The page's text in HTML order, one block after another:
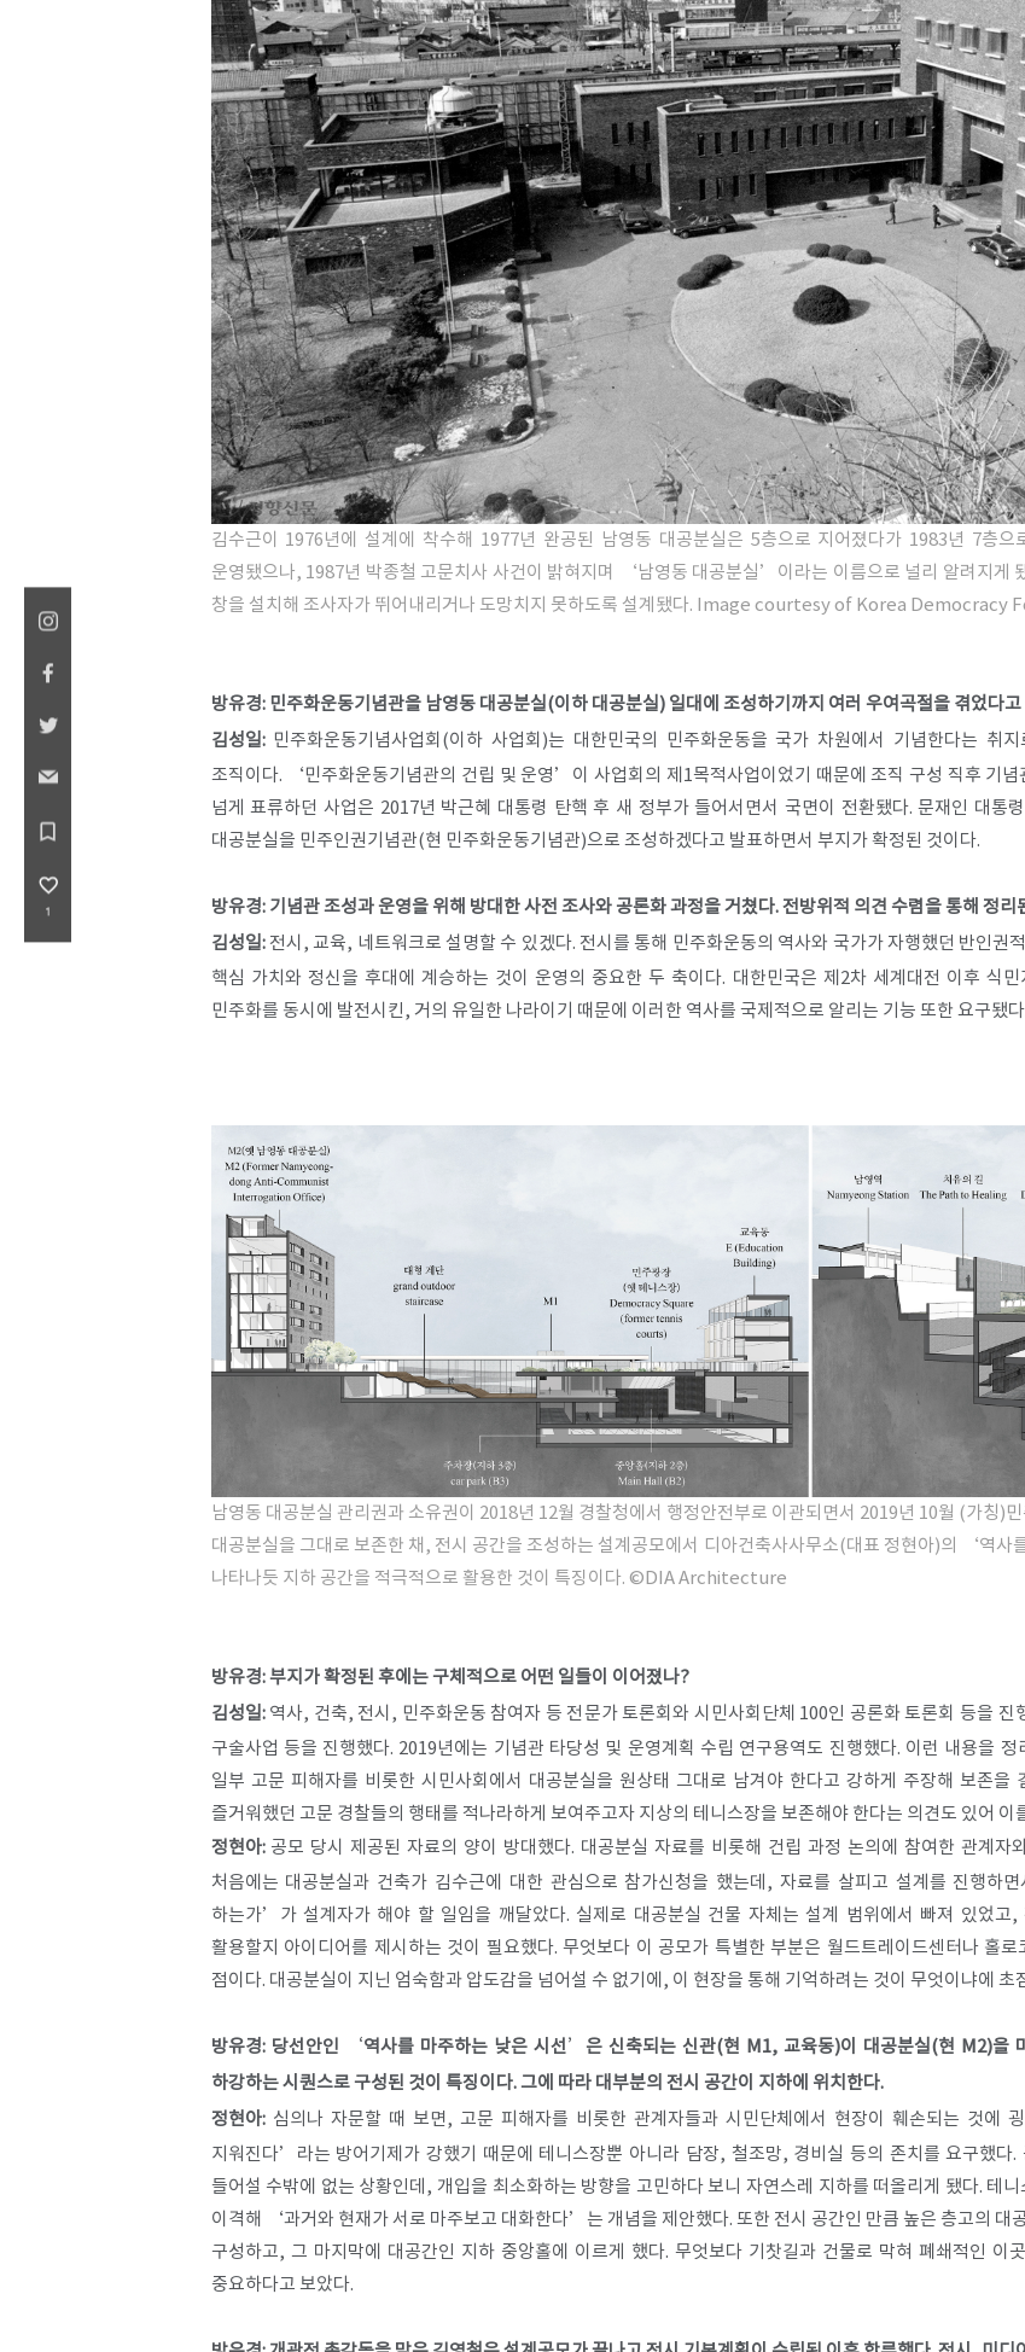
김수근이 1976년에 설계에 착수해 1977년 완공된 남영동 대공분실은 5층으로 지어졌다가 1983년 7층
운영됐으나, 1987년 박종철 고문치사 사건이 밝혀지며 ‘남영동 대공분실’이라는 이름으로 널리 알려지게
창을 설치해 조사자가 뛰어내리거나 도망치지 못하도록 설계됐다. Image courtesy of Korea Democracy
방유경: 민주화운동기념관을 남영동 대공분실(이하 대공분실) 일대에 조성하기까지 여러 우여곡절을 겪었다
김성일:민주화운동기념사업회(이하 사업회)는 대한민국의 민주화운동을 국가 차원에서 기념한다는 취
조직이다. ‘민주화운동기념관의 건립 및 운영’이 사업회의 제1목적사업이었기 때문에 조직 구성 직후 기
넘게 표류하던 사업은 2017년 박근혜 대통령 탄핵 후 새 정부가 들어서면서 국면이 전환됐다. 문재인 대
대공분실을 민주인권기념관(현 민주화운동기념관)으로 조성하겠다고 발표하면서 부지가 확정된 것이다.
방유경: 기념관 조성과 운영을 위해 방대한 사전 조사와 공론화 과정을 거쳤다. 전방위적 의견 수렴을 통해 정리
김성일:전시, 교육, 네트워크로 설명할 수 있겠다. 전시를 통해 민주화운동의 역사와 국가가 자행했던 반인권
핵심 가치와 정신을 후대에 계승하는 것이 운영의 중요한 두 축이다. 대한민국은 제2차 세계대전 이후 식
민주화를 동시에 발전시킨, 거의 유일한 나라이기 때문에 이러한 역사를 국제적으로 알리는 기능 또한 요구됐
남영동 대공분실 관리권과 소유권이 2018년 12월 경찰청에서 행정안전부로 이관되면서 2019년 10월 (가칭)
대공분실을 그대로 보존한 채, 전시 공간을 조성하는 설계공모에서 디아건축사사무소(대표 정현아)의 ‘역사
나타나듯 지하 공간을 적극적으로 활용한 것이 특징이다. ©DIA Architecture
방유경: 부지가 확정된 후에는 구체적으로 어떤 일들이 이어졌나?
김성일:역사, 건축, 전시, 민주화운동 참여자 등 전문가 토론회와 시민사회단체 100인 공론화 토론회 등을
구술사업 등을 진행했다. 2019년에는 기념관 타당성 및 운영계획 수립 연구용역도 진행했다. 이런 내용을
일부 고문 피해자를 비롯한 시민사회에서 대공분실을 원상태 그대로 남겨야 한다고 강하게 주장해 보존을
즐거워했던 고문 경찰들의 행태를 적나라하게 보여주고자 지상의 테니스장을 보존해야 한다는 의견도 있어 이
정현아:공모 당시 제공된 자료의 양이 방대했다. 대공분실 자료를 비롯해 건립 과정 논의에 참여한 관계자
처음에는 대공분실과 건축가 김수근에 대한 관심으로 참가신청을 했는데, 자료를 살피고 설계를 진행하
하는가’가 설계자가 해야 할 일임을 깨달았다. 실제로 대공분실 건물 자체는 설계 범위에서 빠져 있었고,
활용할지 아이디어를 제시하는 것이 필요했다. 무엇보다 이 공모가 특별한 부분은 월드트레이드센터나 홀
점이다. 대공분실이 지닌 엄숙함과 압도감을 넘어설 수 없기에, 이 현장을 통해 기억하려는 것이 무엇이냐에 초
방유경: 당선안인 ‘역사를 마주하는 낮은 시선’은 신축되는 신관(현 M1, 교육동)이 대공분실(현 M2)을
하강하는 시퀀스로 구성된 것이 특징이다. 그에 따라 대부분의 전시 공간이 지하에 위치한다.
정현아:심의나 자문할 때 보면, 고문 피해자를 비롯한 관계자들과 시민단체에서 현장이 훼손되는 것에
지워진다’라는 방어기제가 강했기 때문에 테니스장뿐 아니라 담장, 철조망, 경비실 등의 존치를 요구했다.
들어설 수밖에 없는 상황인데, 개입을 최소화하는 방향을 고민하다 보니 자연스레 지하를 떠올리게 됐다. 테
이격해 ‘과거와 현재가 서로 마주보고 대화한다’는 개념을 제안했다. 또한 전시 공간인 만큼 높은 층고의 대
구성하고, 그 마지막에 대공간인 지하 중앙홀에 이르게 했다. 무엇보다 기찻길과 건물로 막혀 폐쇄적인 이
중요하다고 보았다.
bookmark_border
favorite_border
1